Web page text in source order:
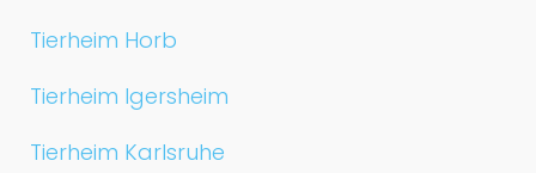
Tierheim Horb
Tierheim Igersheim
Tierheim Karlsruhe